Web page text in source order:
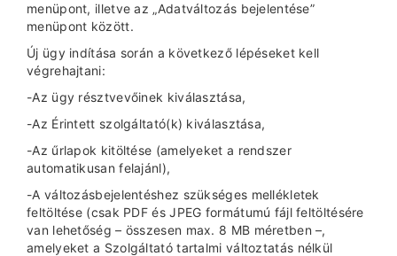
menüpont, illetve az „Adatváltozás bejelentése”
menüpont között.
Új ügy indítása során a következő lépéseket kell
végrehajtani:
-Az ügy résztvevőinek kiválasztása,
-Az Érintett szolgáltató(k) kiválasztása,
-Az űrlapok kitöltése (amelyeket a rendszer
automatikusan felajánl),
-A változásbejelentéshez szükséges mellékletek
feltöltése (csak PDF és JPEG formátumú fájl feltöltésére
van lehetőség – összesen max. 8 MB méretben –,
amelyeket a Szolgáltató tartalmi változtatás nélkül